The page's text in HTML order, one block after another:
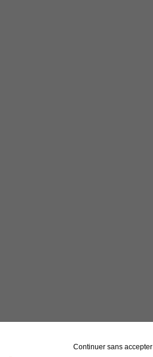
Continuer sans accepter